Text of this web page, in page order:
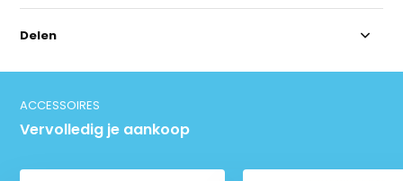
Delen
ACCESSOIRES
Vervolledig je aankoop